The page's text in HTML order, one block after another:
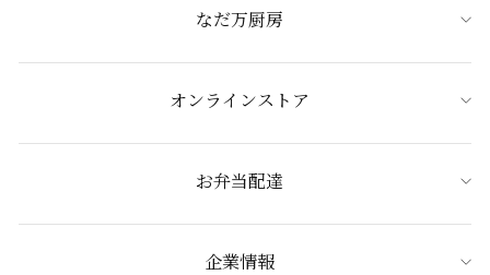
なだ万厨房
オンラインストア
お弁当配達
企業情報